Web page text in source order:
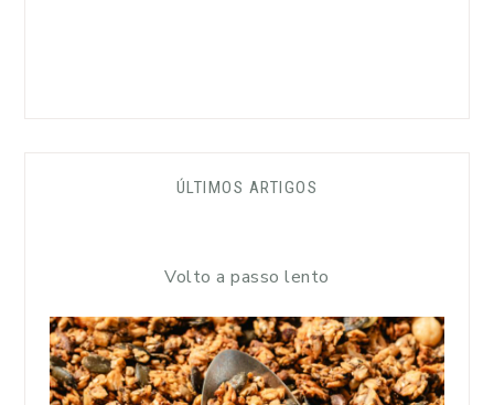
ÚLTIMOS ARTIGOS
Volto a passo lento